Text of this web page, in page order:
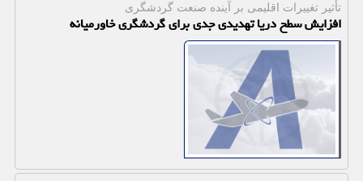
تأثیر تغییرات اقلیمی بر آینده صنعت گردشگری
افزایش سطح دریا تهدیدی جدی برای گردشگری خاورمیانه